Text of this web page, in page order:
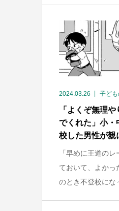
2024.03.26 子ど
「よくぞ無理
でくれた」小・
校した男性が親
「早めに王道の
ておいて、よかっ
のとき不登校にな